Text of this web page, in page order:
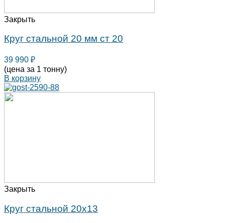
Закрыть
Круг стальной 20 мм ст 20
39 990 ₽
(цена за 1 тонну)
В корзину
Закрыть
Круг стальной 20х13